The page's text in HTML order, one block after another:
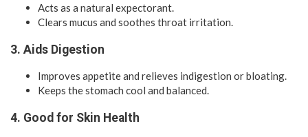
Acts as a natural expectorant.
Clears mucus and soothes throat irritation.
3. Aids Digestion
Improves appetite and relieves indigestion or bloating.
Keeps the stomach cool and balanced.
4. Good for Skin Health